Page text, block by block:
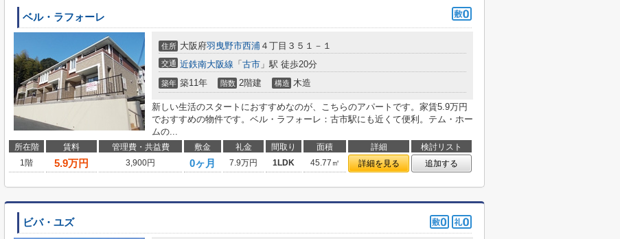
ベル・ラフォーレ
住所 大阪府羽曳野市西浦 ４丁目３５１－１
交通 近鉄南大阪線 「 古市 」駅 徒歩20分
築年 築11年 階数 2階建 構造 木造
新しい生活のスタートにおすすめなのが、こちらのアパートです。家賃5.9万円
でおすすめの物件です。ベル・ラフォーレ：古市駅にも近くて便利。テム・ホー
ムの...
所在階 賃料 管理費・共益費 敷金 礼金 間取り 面積 詳細
検討リスト
1階
5.9万円 3,900円 0ヶ月 7.9万円 1LDK 45.77㎡ 詳細を見る 追加する
ビバ・ユズ